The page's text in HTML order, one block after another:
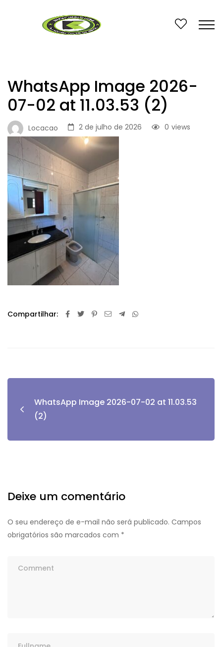
WhatsApp Image 2026-
07-02 at 11.03.53 (2)
Locacao 2 de julho de 2026 views
0
Compartilhar:
WhatsApp Image 2026-07-02 at 11.03.53
(2)
Deixe um comentário
O seu endereço de e-mail não será publicado. Campos
obrigatórios são marcados com *